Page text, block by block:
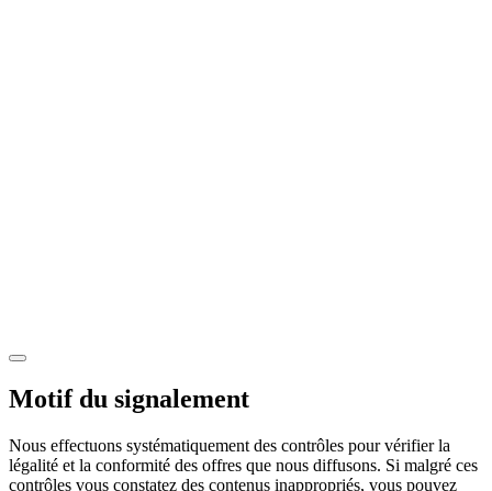
Motif du signalement
Nous effectuons systématiquement des contrôles pour vérifier la
légalité et la conformité des offres que nous diffusons. Si malgré ces
contrôles vous constatez des contenus inappropriés, vous pouvez